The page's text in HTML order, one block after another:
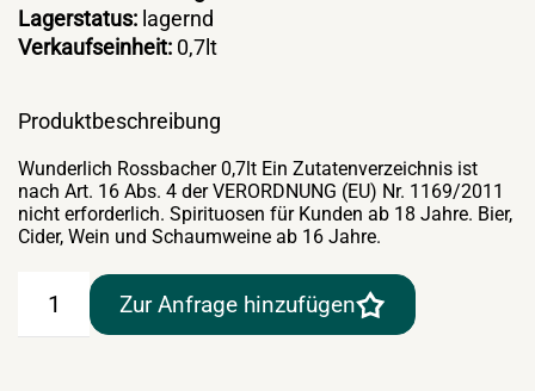
Lagerstatus: lagernd
Verkaufseinheit: 0,7lt
Produktbeschreibung
Wunderlich Rossbacher 0,7lt Ein Zutatenverzeichnis ist
nach Art. 16 Abs. 4 der VERORDNUNG (EU) Nr. 1169/2011
nicht erforderlich. Spirituosen für Kunden ab 18 Jahre. Bier,
Cider, Wein und Schaumweine ab 16 Jahre.
Wunderlich
Rossbacher
Zur Anfrage hinzufügen